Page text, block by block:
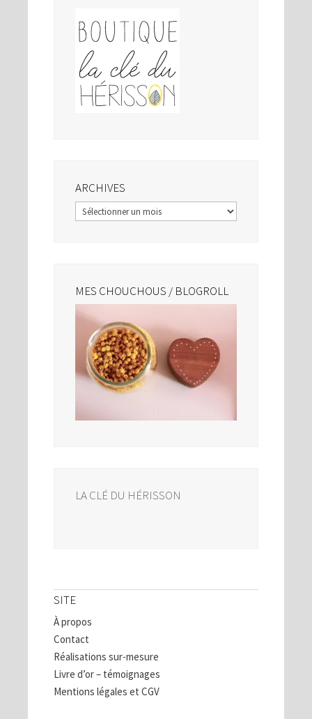
ARCHIVES
Archives
MES CHOUCHOUS / BLOGROLL
LA CLÉ DU HÉRISSON
SITE
À propos
Contact
Réalisations sur-mesure
Livre d’or – témoignages
Mentions légales et CGV